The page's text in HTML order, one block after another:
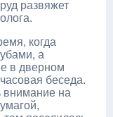
развяжет
когда
а
в дверном
беседа.
внимание на